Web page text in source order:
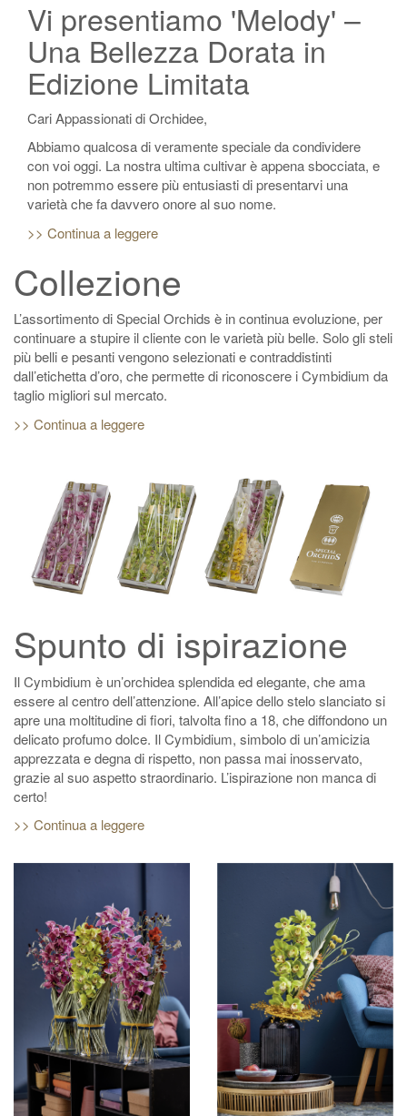
Vi presentiamo 'Melody' –
Una Bellezza Dorata in
Edizione Limitata
Cari Appassionati di Orchidee,
Abbiamo qualcosa di veramente speciale da condividere
con voi oggi. La nostra ultima cultivar è appena sbocciata, e
non potremmo essere più entusiasti di presentarvi una
varietà che fa davvero onore al suo nome.
>> Continua a leggere
Collezione
L’assortimento di Special Orchids è in continua evoluzione, per
continuare a stupire il cliente con le varietà più belle. Solo gli steli
più belli e pesanti vengono selezionati e contraddistinti
dall’etichetta d’oro, che permette di riconoscere i Cymbidium da
taglio migliori sul mercato.
>> Continua a leggere
Spunto di ispirazione
Il Cymbidium è un’orchidea splendida ed elegante, che ama
essere al centro dell’attenzione. All’apice dello stelo slanciato si
apre una moltitudine di fiori, talvolta fino a 18, che diffondono un
delicato profumo dolce. Il Cymbidium, simbolo di un’amicizia
apprezzata e degna di rispetto, non passa mai inosservato,
grazie al suo aspetto straordinario. L’ispirazione non manca di
certo!
>> Continua a leggere